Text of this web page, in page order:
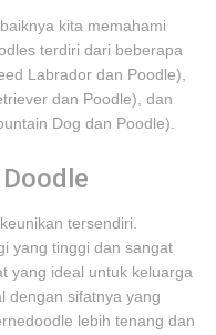
kita memahami
terdiri dari beberapa
Labrador dan Poodle),
dan Poodle), dan
Dog dan Poodle).
tersendiri.
yang tinggi dan sangat
yang ideal untuk keluarga
dengan sifatnya yang
lebih tenang dan